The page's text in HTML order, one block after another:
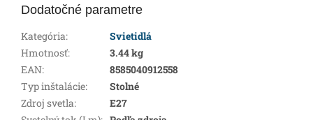
Dodatočné parametre
Kategória:
Svietidlá
Hmotnosť:
3.44 kg
EAN:
8585040912558
Typ inštalácie:
Stolné
Zdroj svetla:
E27